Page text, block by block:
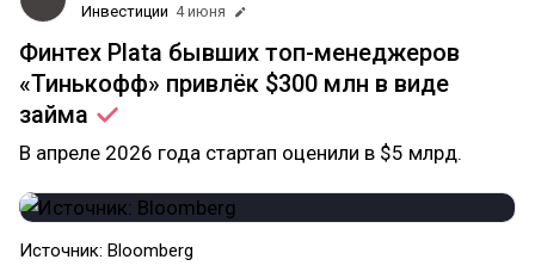
Инвестиции 4 июня
Финтех Plata бывших топ-менеджеров
«Тинькофф» привлёк $300 млн в виде
займа
В апреле 2026 года стартап оценили в $5 млрд.
Источник: Bloomberg